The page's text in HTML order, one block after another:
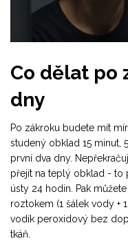
Co dělat po
dny
Po zákroku budete mít
studený obklad 15 minut,
první dva dny.
přejít na teplý obklad - to
ústy 24 hodin. Pak
roztokem (1 šálek vody +
vodík peroxidový bez
tkáň.